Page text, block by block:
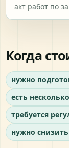
акт работ по
Когда
нужно
есть
требуется
нужно